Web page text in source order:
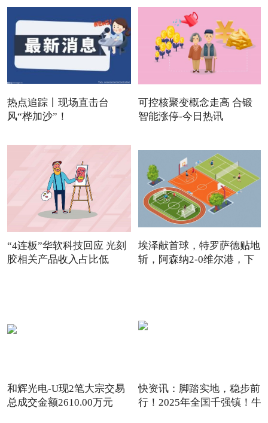
热点追踪丨现场直击台
风“桦加沙”！
可控核聚变概念走高 合锻
智能涨停-今日热讯
“4连板”华软科技回应 光刻
胶相关产品收入占比低
埃泽献首球，特罗萨德贴地
斩，阿森纳2-0维尔港，下
和辉光电-U现2笔大宗交易
总成交金额2610.00万元
快资讯：脚踏实地，稳步前
行！2025年全国千强镇！牛